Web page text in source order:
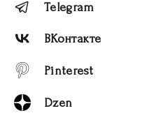
Telegram
ВКонтакте
Pinterest
Dzen